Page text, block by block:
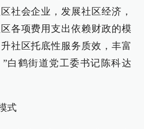
社会企业，发展社区经济，
各项费用支出依赖财政的模
社区托底性服务质效，丰富
白鹤街道党工委书记陈科达
式